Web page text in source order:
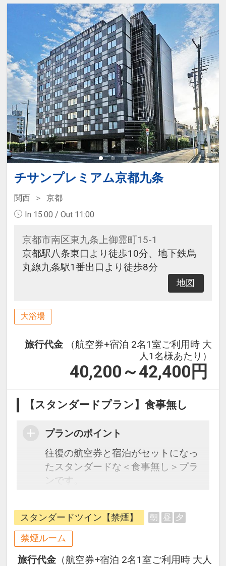
チサンプレミアム京都九条
関西
京都
In 15:00 / Out 11:00
京都市南区東九条上御霊町15-1
京都駅八条東口より徒歩10分、地下鉄烏
丸線九条駅1番出口より徒歩8分
地図
大浴場
旅行代金
（航空券+宿泊 2名1室ご利用時 大
人1名様あたり）
40,200～42,400 円
【スタンダードプラン】食事無し
プランのポイント
往復の航空券と宿泊がセットになっ
たスタンダードな＜食事無し＞プラ
ンです。
できるダイナミックパッケージだか
ら、一都市滞在はもちろん周遊旅行
にも最適！
旅行期間中の1泊だけの宿泊や延
泊・飛び泊なども自由自在です。
スタンダードツイン【禁煙】 朝 昼 夕
禁煙ルーム
旅行代金 （航空券+宿泊 2名1室ご利用時 大人